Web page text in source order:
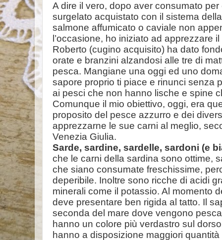
A dire il vero, dopo aver consumato
surgelato acquistato con il sistema
salmone affumicato o caviale non
l’occasione, ho iniziato ad apprezzare
Roberto (cugino acquisito) ha dato
orate e branzini alzandosi alle tre di
pesca. Mangiane una oggi ed uno
sapore proprio ti piace e rinunci senza
ai pesci che non hanno lische e spine
Comunque il mio obiettivo, oggi, era
proposito del pesce azzurro e dei
apprezzarne le sue carni al meglio,
Venezia Giulia.
Sarde, sardine, sardelle, sardoni (e
che le carni della sardina sono ottime,
che siano consumate freschissime,
deperibile. Inoltre sono ricche di acidi
minerali come il potassio. Al momento
deve presentare ben rigida al tatto. Il
seconda del mare dove vengono
hanno un colore più verdastro sul
hanno a disposizione maggiori